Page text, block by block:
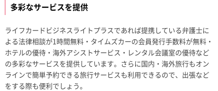
多彩なサービスを提供
ライフカードビジネスライトプラスであれば提携している弁護士に
よる法律相談が1時間無料・タイムズカーの会員発行手数料が無料・
ホテルの優待・海外アシストサービス・レンタル会議室の優待など
の多彩なサービスを提供しています。さらに国内・海外旅行もオン
ラインで簡単予約できる旅行サービスも利用できるので、出張など
をする際も便利でしょう。